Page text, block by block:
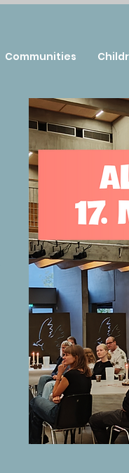
Communities